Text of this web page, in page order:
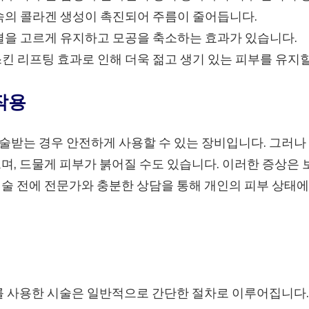
콜라겐 생성이 촉진되어 주름이 줄어듭니다.
고르게 유지하고 모공을 축소하는 효과가 있습니다.
리프팅 효과로 인해 더욱 젊고 생기 있는 피부를 유지
용
받는 경우 안전하게 사용할 수 있는 장비입니다. 그러
, 드물게 피부가 붉어질 수도 있습니다. 이러한 증상은
전에 전문가와 충분한 상담을 통해 개인의 피부 상태
사용한 시술은 일반적으로 간단한 절차로 이루어집니